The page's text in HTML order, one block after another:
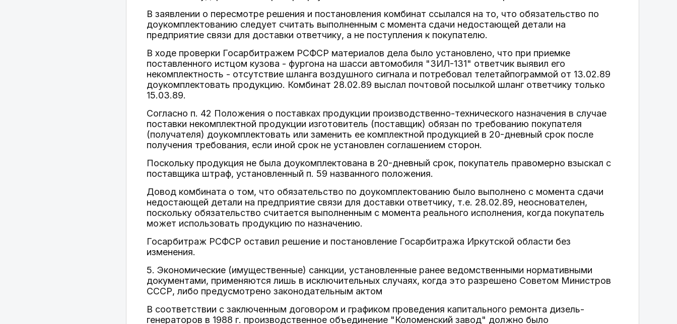
В заявлении о пересмотре решения и постановления комбинат ссылался на то, что обязательство по
доукомплектованию следует считать выполненным с момента сдачи недостающей детали на
предприятие связи для доставки ответчику, а не поступления к покупателю.
В ходе проверки Госарбитражем РСФСР материалов дела было установлено, что при приемке
поставленного истцом кузова - фургона на шасси автомобиля "ЗИЛ-131" ответчик выявил его
некомплектность - отсутствие шланга воздушного сигнала и потребовал телетайпограммой от 13.02.89
доукомплектовать продукцию. Комбинат 28.02.89 выслал почтовой посылкой шланг ответчику только
15.03.89.
Согласно п. 42 Положения о поставках продукции производственно-технического назначения в случае
поставки некомплектной продукции изготовитель (поставщик) обязан по требованию покупателя
(получателя) доукомплектовать или заменить ее комплектной продукцией в 20-дневный срок после
получения требования, если иной срок не установлен соглашением сторон.
Поскольку продукция не была доукомплектована в 20-дневный срок, покупатель правомерно взыскал с
поставщика штраф, установленный п. 59 названного положения.
Довод комбината о том, что обязательство по доукомплектованию было выполнено с момента сдачи
недостающей детали на предприятие связи для доставки ответчику, т.е. 28.02.89, неоснователен,
поскольку обязательство считается выполненным с момента реального исполнения, когда покупатель
может использовать продукцию по назначению.
Госарбитраж РСФСР оставил решение и постановление Госарбитража Иркутской области без
изменения.
5. Экономические (имущественные) санкции, установленные ранее ведомственными нормативными
документами, применяются лишь в исключительных случаях, когда это разрешено Советом Министров
СССР, либо предусмотрено законодательным актом
В соответствии с заключенным договором и графиком проведения капитального ремонта дизель-
генераторов в 1988 г. производственное объединение "Коломенский завод" должно было